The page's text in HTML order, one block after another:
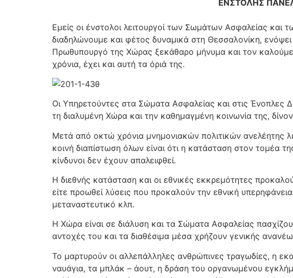
ΕΝΣΤΟΛΗΣ
Εμείς οι ένστολοι λειτουργοί των Σωμάτων Ασφαλείας
διαδηλώνουμε και φέτος δυναμικά στη Θεσσαλονίκη,
Πρωθυπουργό της Χώρας ξεκάθαρο μήνυμα και τον καλούμε
χρόνια, έχει και αυτή τα όριά της.
Οι Υπηρετούντες στα Σώματα Ασφαλείας και στις Ένοπλες
τη διαλυμένη Χώρα και την καθημαγμένη κοινωνία της,
Μετά από οκτώ χρόνια μνημονιακών πολιτικών ανελέητης
κοινή διαπίστωση όλων είναι ότι η κατάσταση στον τομέα
κίνδυνοι δεν έχουν απαλειφθεί.
Η διεθνής κατάσταση και οι εθνικές εκκρεμότητες
είτε προωθεί λύσεις που προκαλούν την εθνική
μεταναστευτικό κλπ.
Η Χώρα είναι σε διάλυση και τα Σώματα Ασφαλείας
αντοχές του και τα διαθέσιμα μέσα χρήζουν γενικής
Το μαρτυρούν οι αλλεπάλληλες ανθρώπινες τραγωδίες, η
ναυάγια, τα μπλάκ – άουτ, η δράση του οργανωμένου